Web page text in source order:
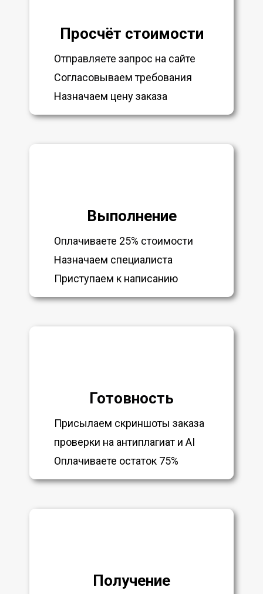
Просчёт стоимости
Отправляете запрос на сайте
Согласовываем требования
Назначаем цену заказа
Выполнение
Оплачиваете 25% стоимости
Назначаем специалиста
Приступаем к написанию
Готовность
Присылаем скриншоты заказа
проверки на антиплагиат и AI
Оплачиваете остаток 75%
Получение